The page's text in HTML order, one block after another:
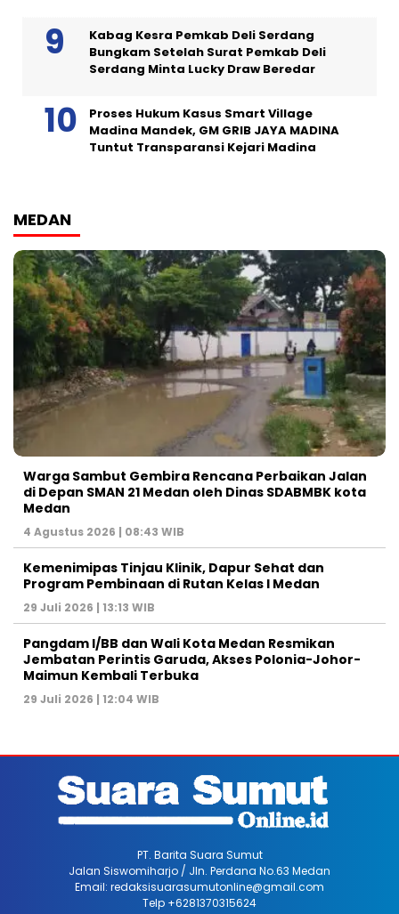
Kabag Kesra Pemkab Deli Serdang
Bungkam Setelah Surat Pemkab Deli
Serdang Minta Lucky Draw Beredar
Proses Hukum Kasus Smart Village
Madina Mandek, GM GRIB JAYA MADINA
Tuntut Transparansi Kejari Madina
MEDAN
Warga Sambut Gembira Rencana Perbaikan Jalan
di Depan SMAN 21 Medan oleh Dinas SDABMBK kota
Medan
4 Agustus 2026 | 08:43 WIB
Kemenimipas Tinjau Klinik, Dapur Sehat dan
Program Pembinaan di Rutan Kelas I Medan
29 Juli 2026 | 13:13 WIB
Pangdam I/BB dan Wali Kota Medan Resmikan
Jembatan Perintis Garuda, Akses Polonia-Johor-
Maimun Kembali Terbuka
29 Juli 2026 | 12:04 WIB
PT. Barita Suara Sumut
Jalan Siswomiharjo / Jln. Perdana No.63 Medan
Email: redaksisuarasumutonline@gmail.com
Telp +6281370315624